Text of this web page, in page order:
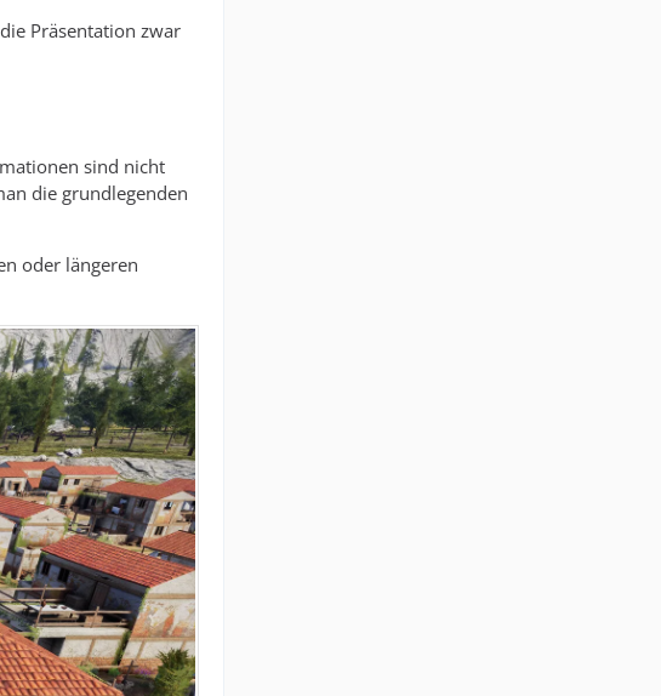
Präsentation zwar
sind nicht
die grundlegenden
oder längeren